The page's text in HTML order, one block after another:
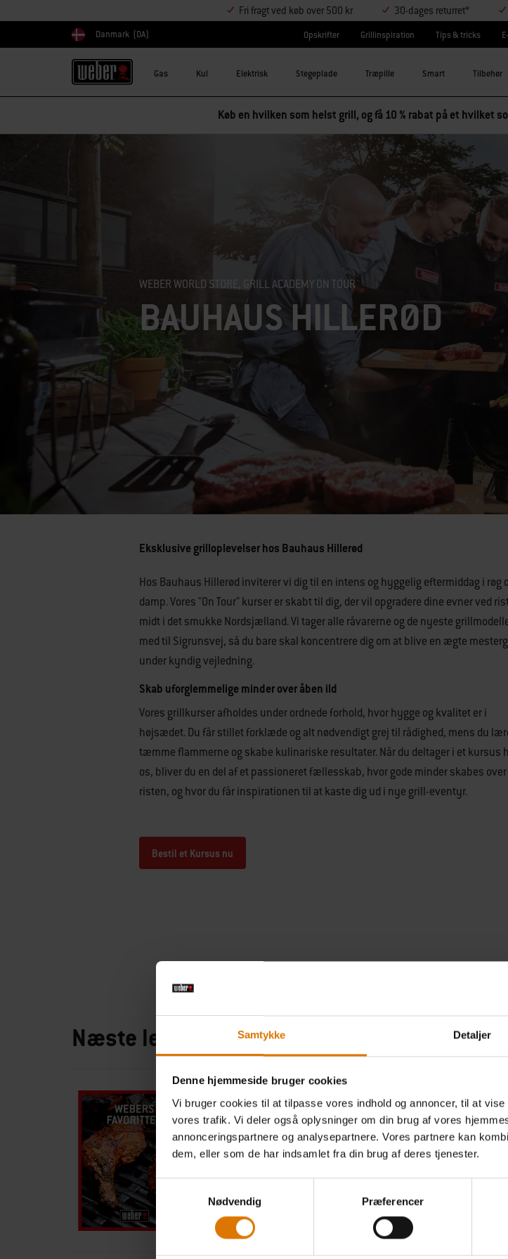
Samtykke Detaljer
Denne hjemmeside bruger cookies
Vi bruger cookies til at tilpasse vores indhold og annoncer, til at
vores trafik. Vi deler også oplysninger om din brug af vores
annonceringspartnere og analysepartnere. Vores partnere kan
dem, eller som de har indsamlet fra din brug af deres tjenester.
Nødvendig
Præferencer
Fri fragt ved køb over 500 kr 30-dages returret*
Vælg land
Danmark (DA) Opskrifter Grillinspiration Tips & tricks
Gas Kul Elektrisk Stegeplade Træpille Smart Tilbehør
Køb en hvilken som helst grill, og få 10 % rabat på et hvilket
WEBER WORLD STORE, GRILL ACADEMY ON TOUR
BAUHAUS HILLERØD
Eksklusive grilloplevelser hos Bauhaus Hillerød
Hos Bauhaus Hillerød inviterer vi dig til en intens og hyggelig eftermiddag i røg
damp. Vores "On Tour" kurser er skabt til dig, der vil opgradere dine evner ved
midt i det smukke Nordsjælland. Vi tager alle råvarerne og de nyeste
med til Sigrunsvej, så du bare skal koncentrere dig om at blive en ægte
under kyndig vejledning.
Skab uforglemmelige minder over åben ild
Vores grillkurser afholdes under ordnede forhold, hvor hygge og kvalitet er i
højsædet. Du får stillet forklæde og alt nødvendigt grej til rådighed, mens du
tæmme flammerne og skabe kulinariske resultater. Når du deltager i et kursus
os, bliver du en del af et passioneret fællesskab, hvor gode minder skabes over
risten, og hvor du får inspirationen til at kaste dig ud i nye grill-eventyr.
Bestil et Kursus nu
Næste ledige kurser
WEBERS FAVORITTER
Teoretisk undervisning i Webers grillmetoder
Hands-on erfaring ved forskellige Weber grill
Kyndig vejledning fra erfarne grillmestre
Kursusdetaljer